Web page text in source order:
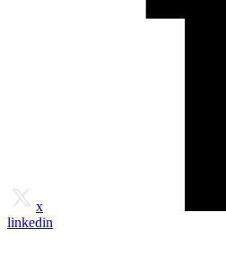
x
linkedin